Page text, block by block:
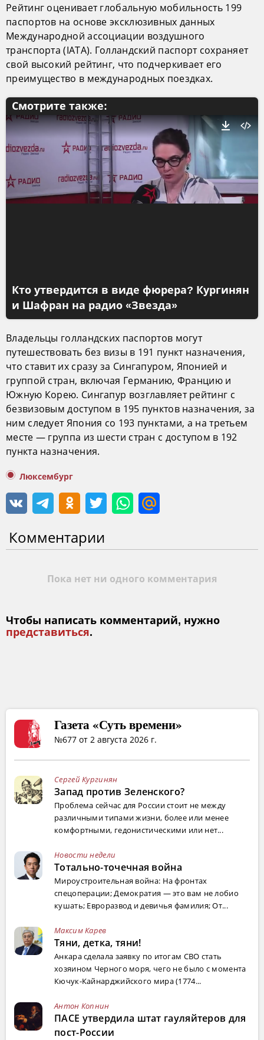
Рейтинг оценивает глобальную мобильность 199
паспортов на основе эксклюзивных данных
Международной ассоциации воздушного
транспорта (IATA). Голландский паспорт сохраняет
свой высокий рейтинг, что подчеркивает его
преимущество в международных поездках.
Смотрите также:
Кто утвердится в виде фюрера? Кургинян
и Шафран на радио «Звезда»
Владельцы голландских паспортов могут
путешествовать без визы в 191 пункт назначения,
что ставит их сразу за Сингапуром, Японией и
группой стран, включая Германию, Францию и
Южную Корею. Сингапур возглавляет рейтинг с
безвизовым доступом в 195 пунктов назначения, за
ним следует Япония со 193 пунктами, а на третьем
месте — группа из шести стран с доступом в 192
пункта назначения.
Люксембург
Комментарии
Пока нет ни одного комментария
Чтобы написать комментарий, нужно
представиться.
Газета «Суть времени»
№677 от 2 августа 2026 г.
Сергей Кургинян
Запад против Зеленского?
Проблема сейчас для России стоит не между
различными типами жизни, более или менее
комфортными, гедонистическими или нет...
Новости недели
Тотально-точечная война
Мироустроительная война: На фронтах
спецоперации; Демократия — это вам не лобио
кушать; Евроразвод и девичья фамилия; От...
Максим Карев
Тяни, детка, тяни!
Анкара сделала заявку по итогам СВО стать
хозяином Черного моря, чего не было с момента
Кючук-Кайнарджийского мира (1774...
Антон Копнин
ПАСЕ утвердила штат гауляйтеров для
пост-России